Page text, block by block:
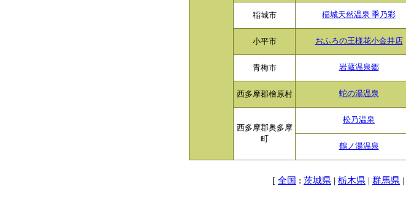
稲城市 稲城天然温泉 季乃彩
小平市 おふろの王様花小金井店
青梅市 岩蔵温泉郷
西多摩郡檜原村 蛇の湯温泉
西多摩郡奥多摩
町
松乃温泉
鶴ノ湯温泉
[ 全国 : 茨城県 | 栃木県 | 群馬県 |